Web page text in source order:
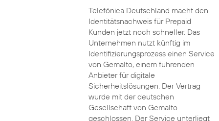
Telefónica Deutschland macht den
Identitätsnachweis für Prepaid
Kunden jetzt noch schneller. Das
Unternehmen nutzt künftig im
Identifizierungsprozess einen Service
von Gemalto, einem führenden
Anbieter für digitale
Sicherheitslösungen. Der Vertrag
wurde mit der deutschen
Gesellschaft von Gemalto
geschlossen. Der Service unterliegt